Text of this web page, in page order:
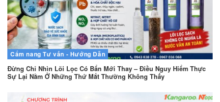
Cẩm nang Tư vấn - Hướng Dẫn
Đừng Chỉ Nhìn Lõi Lọc Có Bẩn Mới Thay – Điều Nguy Hiểm Thực
Sự Lại Nằm Ở Những Thứ Mắt Thường Không Thấy